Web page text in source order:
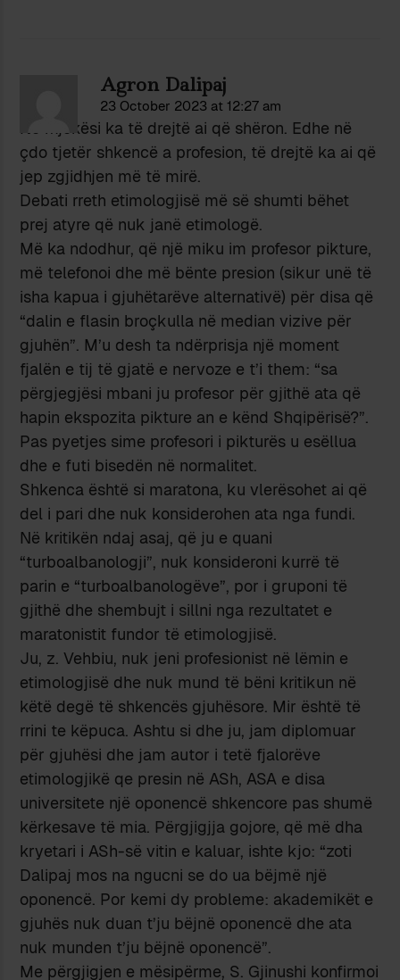
Agron Dalipaj
23 October 2023 at 12:27 am
Në mjekësi ka të drejtë ai që shëron. Edhe në
çdo tjetër shkencë a profesion, të drejtë ka ai që
jep zgjidhjen më të mirë.
Debati rreth etimologjisë më së shumti bëhet
prej atyre që nuk janë etimologë.
Më ka ndodhur, që një miku im profesor pikture,
më telefonoi dhe më bënte presion (sikur unë të
isha kapua i gjuhëtarëve alternativë) për disa që
“dalin e flasin broçkulla në median vizive për
gjuhën”. M’u desh ta ndërprisja një moment
fjalën e tij të gjatë e nervoze e t’i them: “sa
përgjegjësi mbani ju profesor për gjithë ata që
hapin ekspozita pikture an e kënd Shqipërisë?”.
Pas pyetjes sime profesori i pikturës u esëllua
dhe e futi bisedën në normalitet.
Shkenca është si maratona, ku vlerësohet ai që
del i pari dhe nuk konsiderohen ata nga fundi.
Në kritikën ndaj asaj, që ju e quani
“turboalbanologji”, nuk konsideroni kurrë të
parin e “turboalbanologëve”, por i gruponi të
gjithë dhe shembujt i sillni nga rezultatet e
maratonistit fundor të etimologjisë.
Ju, z. Vehbiu, nuk jeni profesionist në lëmin e
etimologjisë dhe nuk mund të bëni kritikun në
këtë degë të shkencës gjuhësore. Mir është të
rrini te këpuca. Ashtu si dhe ju, jam diplomuar
për gjuhësi dhe jam autor i tetë fjalorëve
etimologjikë qe presin në ASh, ASA e disa
universitete një oponencë shkencore pas shumë
kërkesave të mia. Përgjigjja gojore, që më dha
kryetari i ASh-së vitin e kaluar, ishte kjo: “zoti
Dalipaj mos na ngucni se do ua bëjmë një
oponencë. Por kemi dy probleme: akademikët e
gjuhës nuk duan t’ju bëjnë oponencë dhe ata
nuk munden t’ju bëjnë oponencë”.
Me përgjigjen e mësipërme, S. Gjinushi konfirmoi